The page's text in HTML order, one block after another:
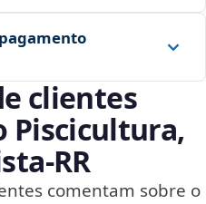
clientes
Piscicultura,
comentam sobre o